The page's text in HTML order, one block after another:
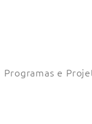
Programas e